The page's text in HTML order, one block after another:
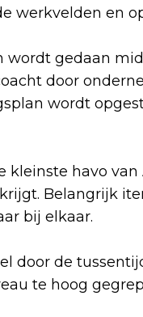
werkvelden en
gedaan
door
wordt
kleinste havo
Belangrijk
bij elkaar.
door de
te hoog